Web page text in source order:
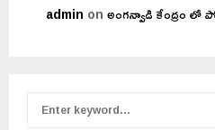
admin onఅంగన్వాడి కేంద్రం లో